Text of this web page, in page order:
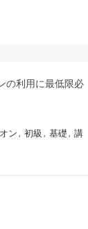
の利用に最低限必
ン , 初級 , 基礎 , 講